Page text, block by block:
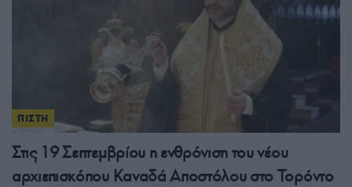
ΠΙΣΤΗ
Στις 19 Σεπτεμβρίου η ενθρόνιση του νέου
αρχιεπισκόπου Καναδά Αποστόλου στο Τορόντο